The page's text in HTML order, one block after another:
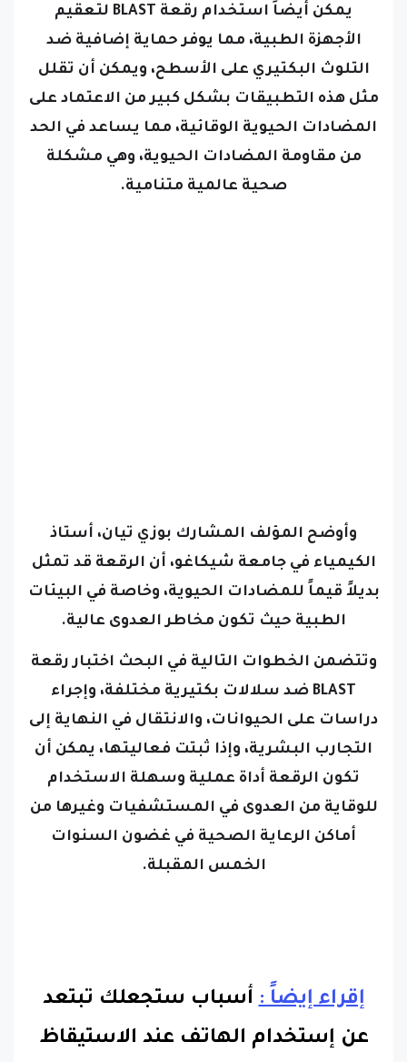
الأجهزة الطبية، مما يوفر حماية إضافية ضد
التلوث البكتيري على الأسطح، ويمكن أن تقلل
مثل هذه التطبيقات بشكل كبير من الاعتماد على
المضادات الحيوية الوقائية، مما يساعد في الحد
من مقاومة المضادات الحيوية، وهي مشكلة
صحية عالمية متنامية.
الكيمياء في جامعة شيكاغو، أن الرقعة قد تمثل
بديلاً قيماً للمضادات الحيوية، وخاصة في البيئات
الطبية حيث تكون مخاطر العدوى عالية.
وتتضمن الخطوات التالية في البحث اختبار رقعة
BLAST ضد سلالات بكتيرية مختلفة، وإجراء
دراسات على الحيوانات، والانتقال في النهاية إلى
التجارب البشرية، وإذا ثبتت فعاليتها، يمكن أن
تكون الرقعة أداة عملية وسهلة الاستخدام
للوقاية من العدوى في المستشفيات وغيرها من
أماكن الرعاية الصحية في غضون السنوات
الخمس المقبلة.
عن إستخدام الهاتف عند الاستيقاظ
مباشرة .. متابعة القراءة